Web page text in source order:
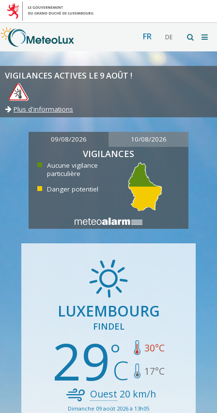
FR DE
VIGILANCES ACTIVES LE 9 AOÛT !
Plus d'informations
09/08/2026 10/08/2026
VIGILANCES
Aucune vigilance
particulière
Danger potentiel
LUXEMBOURG
FINDEL
29 30°C
17°C
Ouest 20 km/h
Dimanche 09 août 2026 à 13h05